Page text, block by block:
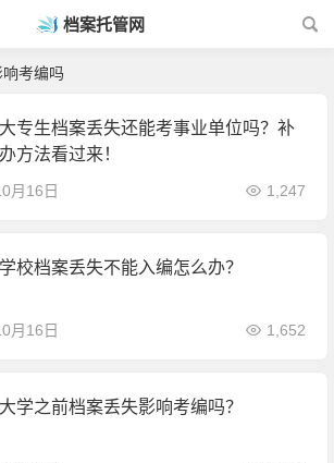
档案托管网
考编吗
大专生档案丢失还能考事业单位吗？补
办方法看过来！
月16日 1,247
学校档案丢失不能入编怎么办？
月16日 1,652
大学之前档案丢失影响考编吗？